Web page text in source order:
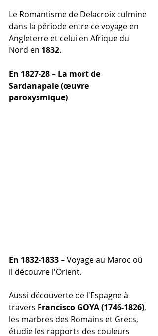
Le Romantisme de Delacroix culmine
dans la période entre ce voyage en
Angleterre et celui en Afrique du
Nord en 1832.
En 1827-28 – La mort de
Sardanapale (œuvre
paroxysmique)
En 1832-1833 – Voyage au Maroc où
il découvre l'Orient.
Aussi découverte de l'Espagne à
travers Francisco GOYA (1746-1826),
les marbres des Romains et Grecs,
étudie les rapports des couleurs